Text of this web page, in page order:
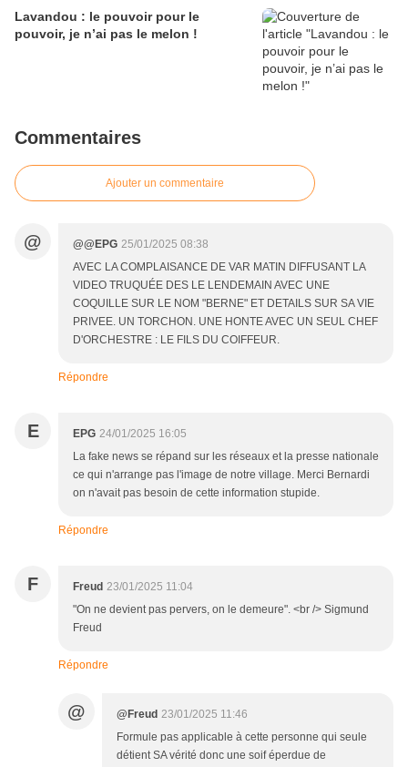
Lavandou : le pouvoir pour le
pouvoir, je n’ai pas le melon !
Commentaires
Ajouter un commentaire
@ @@EPG 25/01/2025 08:38
AVEC LA COMPLAISANCE DE VAR MATIN DIFFUSANT LA
VIDEO TRUQUÉE DES LE LENDEMAIN AVEC UNE
COQUILLE SUR LE NOM "BERNE" ET DETAILS SUR SA VIE
PRIVEE. UN TORCHON. UNE HONTE AVEC UN SEUL CHEF
D'ORCHESTRE : LE FILS DU COIFFEUR.
Répondre
E EPG 24/01/2025 16:05
La fake news se répand sur les réseaux et la presse nationale
ce qui n'arrange pas l'image de notre village. Merci Bernardi
on n'avait pas besoin de cette information stupide.
Répondre
F Freud 23/01/2025 11:04
"On ne devient pas pervers, on le demeure". <br /> Sigmund
Freud
Répondre
@ @Freud 23/01/2025 11:46
Formule pas applicable à cette personne qui seule
détient SA vérité donc une soif éperdue de